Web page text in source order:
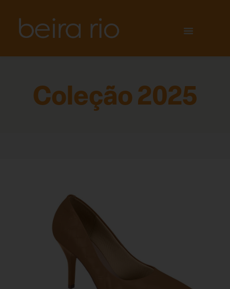
Coleção 2025